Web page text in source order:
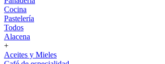
Cocina
Pastelería
Todos
Alacena
+
Aceites y Mieles